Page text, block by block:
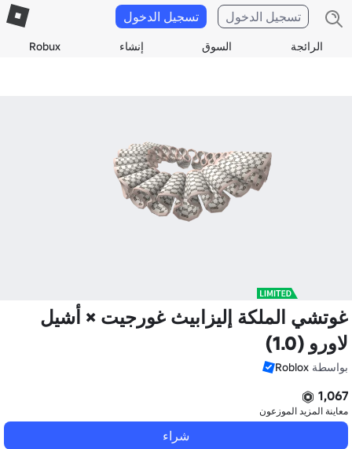
الرائجة السوق إنشاء Robux
تسجيل الدخول تسجيل الدخول
غوتشي الملكة إليزابيث غورجيت × أشيل
لاورو (1.0)
بواسطة Roblox
1,067
معاينة المزيد الموزعون
شراء